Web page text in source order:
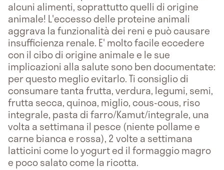
alcuni alimenti, soprattutto quelli di origine
animale! L'eccesso delle proteine animali
aggrava la funzionalità dei reni e può causare
insufficienza renale. E' molto facile eccedere
con il cibo di origine animale e le sue
implicazioni alla salute sono ben documentate:
per questo meglio evitarlo. Ti consiglio di
consumare tanta frutta, verdura, legumi, semi,
frutta secca, quinoa, miglio, cous-cous, riso
integrale, pasta di farro/Kamut/integrale, una
volta a settimana il pesce (niente pollame e
carne bianca e rossa), 2 volte a settimana
latticini come lo yogurt ed il formaggio magro
e poco salato come la ricotta.